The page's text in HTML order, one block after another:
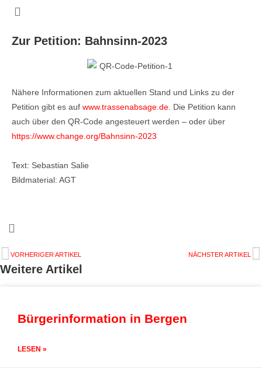
Zur Petition: Bahnsinn-2023
Nähere Informationen zum aktuellen Stand und Links zu der
Petition gibt es auf www.trassenabsage.de . Die Petition kann
auch über den QR-Code angesteuert werden – oder über
https://www.change.org/Bahnsinn-2023
Text: Sebastian Salie
Bildmaterial: AGT
VORHERIGER ARTIKEL NÄCHSTER ARTIKEL
Weitere Artikel
Bürgerinformation in Bergen
LESEN »